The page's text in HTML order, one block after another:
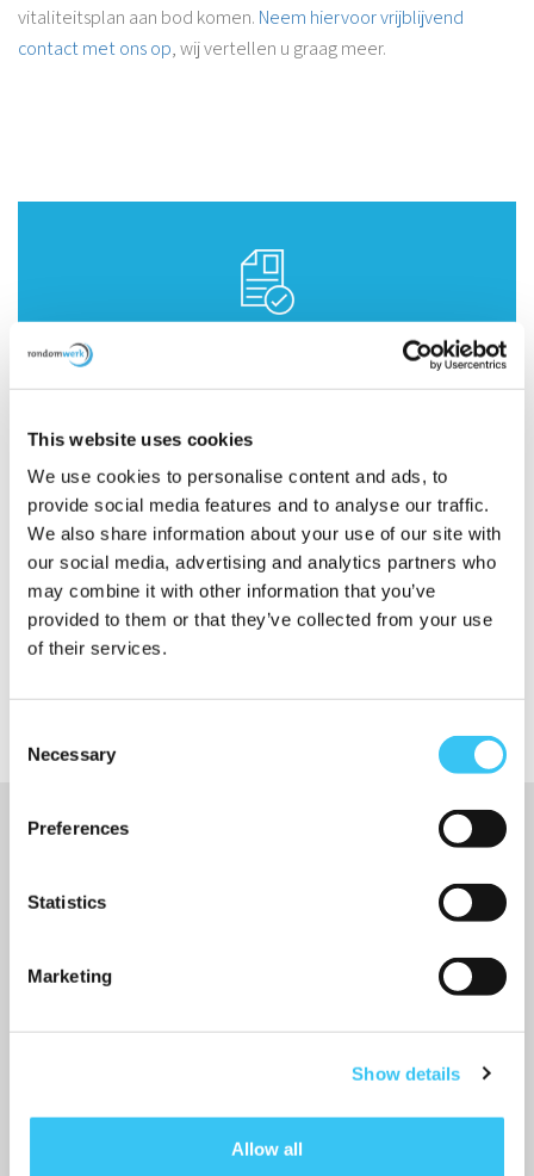
This website uses cookies
We use cookies to personalise content and ads, to
provide social media features and to analyse our traffic.
We also share information about your use of our site with
our social media, advertising and analytics partners who
may combine it with other information that you’ve
provided to them or that they’ve collected from your use
of their services.
Selection
Necessary
Preferences
Statistics
Marketing
Show details
Allow all
vitaliteitsplan aan bod komen. Neem hiervoor vrijblijvend
contact met ons op, wij vertellen u graag meer.
Zeer klantvriendelijk.
73% Plaatsingspercentage.
Wij helpen u graag verder als u vragen heeft of een
afspraak wilt inplannen met een van onze collega's.